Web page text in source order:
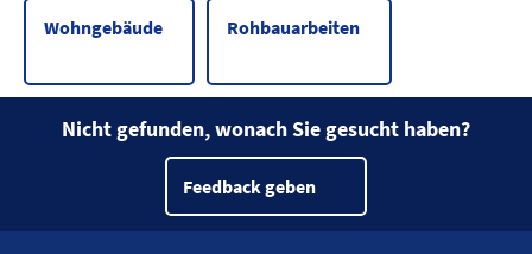
Wohngebäude Rohbauarbeiten
Nicht gefunden, wonach Sie gesucht haben?
Feedback geben